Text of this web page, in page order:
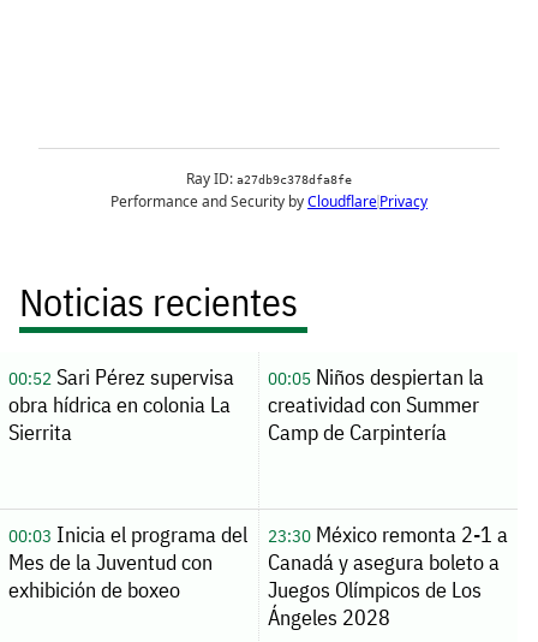
Noticias recientes
00:52Sari Pérez supervisa
obra hídrica en colonia La
Sierrita
00:05Niños despiertan la
creatividad con Summer
Camp de Carpintería
00:03 Inicia el programa del
Mes de la Juventud con
exhibición de boxeo
23:30México remonta 2-1 a
Canadá y asegura boleto a
Juegos Olímpicos de Los
Ángeles 2028